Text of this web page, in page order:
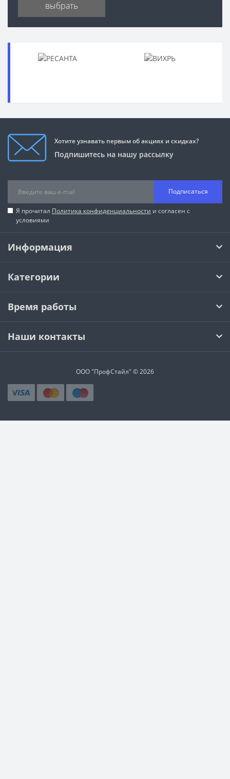
выбрать
Хотите узнавать первым об акциях и скидках?
Подпишитесь на нашу рассылку
Подписаться
Я прочитал Политика конфиденциальности и согласен с
условиями
Информация
Категории
Время работы
Наши контакты
ООО "ПрофСтайл" © 2026